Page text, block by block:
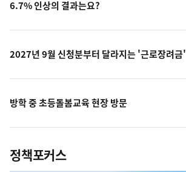
6.7% 인상의 결과는요?
2027년 9월 신청분부터 달라지는 '근로장려금'
방학 중 초등돌봄교육 현장 방문
정책포커스